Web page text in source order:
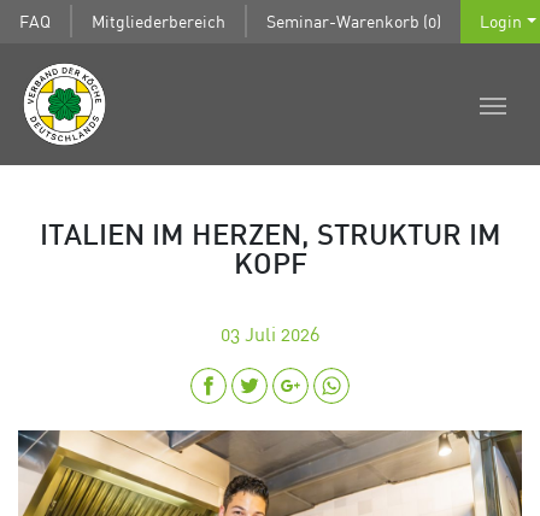
FAQ Mitgliederbereich Seminar-Warenkorb (0) Login
ITALIEN IM HERZEN, STRUKTUR IM
KOPF
03 Juli 2026